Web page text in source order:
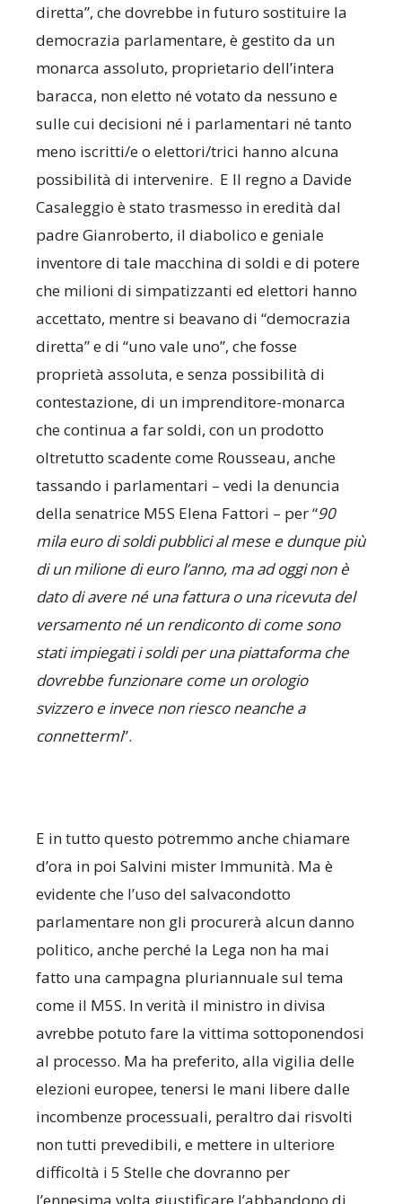
diretta”, che dovrebbe in futuro sostituire la
democrazia parlamentare, è gestito da un
monarca assoluto, proprietario dell’intera
baracca, non eletto né votato da nessuno e
sulle cui decisioni né i parlamentari né tanto
meno iscritti/e o elettori/trici hanno alcuna
possibilità di intervenire. E Il regno a Davide
Casaleggio è stato trasmesso in eredità dal
padre Gianroberto, il diabolico e geniale
inventore di tale macchina di soldi e di potere
che milioni di simpatizzanti ed elettori hanno
accettato, mentre si beavano di “democrazia
diretta” e di “uno vale uno”, che fosse
proprietà assoluta, e senza possibilità di
contestazione, di un imprenditore-monarca
che continua a far soldi, con un prodotto
oltretutto scadente come Rousseau, anche
tassando i parlamentari – vedi la denuncia
della senatrice M5S Elena Fattori – per “90
mila euro di soldi pubblici al mese e dunque più
di un milione di euro l’anno, ma ad oggi non è
dato di avere né una fattura o una ricevuta del
versamento né un rendiconto di come sono
stati impiegati i soldi per una piattaforma che
dovrebbe funzionare come un orologio
svizzero e invece non riesco neanche a
connettermi”.
E in tutto questo potremmo anche chiamare
d’ora in poi Salvini mister Immunità. Ma è
evidente che l’uso del salvacondotto
parlamentare non gli procurerà alcun danno
politico, anche perché la Lega non ha mai
fatto una campagna pluriannuale sul tema
come il M5S. In verità il ministro in divisa
avrebbe potuto fare la vittima sottoponendosi
al processo. Ma ha preferito, alla vigilia delle
elezioni europee, tenersi le mani libere dalle
incombenze processuali, peraltro dai risvolti
non tutti prevedibili, e mettere in ulteriore
difficoltà i 5 Stelle che dovranno per
l’ennesima volta giustificare l’abbandono di